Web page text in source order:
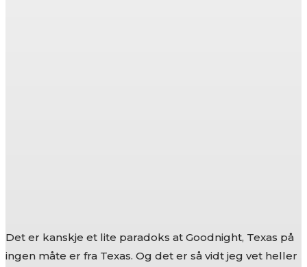
Det er kanskje et lite paradoks at Goodnight, Texas på
ingen måte er fra Texas. Og det er så vidt jeg vet heller